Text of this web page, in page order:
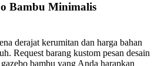
Bambu Minimalis
derajat kerumitan dan harga bahan
Request barang kustom pesan desain
bambu yang Anda harapkan